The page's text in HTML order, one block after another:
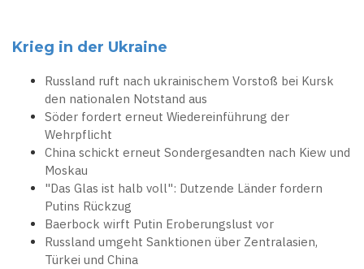
Krieg in der Ukraine
Russland ruft nach ukrainischem Vorstoß bei Kursk
den nationalen Notstand aus
Söder fordert erneut Wiedereinführung der
Wehrpflicht
China schickt erneut Sondergesandten nach Kiew und
Moskau
"Das Glas ist halb voll": Dutzende Länder fordern
Putins Rückzug
Baerbock wirft Putin Eroberungslust vor
Russland umgeht Sanktionen über Zentralasien,
Türkei und China